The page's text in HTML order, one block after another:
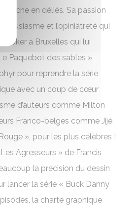
riche en déliés. Sa passion
et l’opiniâtreté qui
Joker à Bruxelles qui lui
Paquebot des sables »
pour reprendre la série
avec un coup de cœur
d’auteurs comme Milton
Franco-belges comme Jijé,
», pour les plus célèbres !
Agresseurs » de Francis
la précision du dessin
lancer la série « Buck Danny
la charte graphique